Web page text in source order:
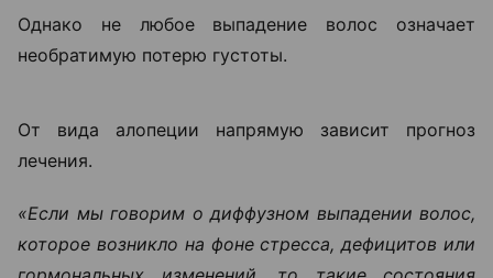
месте стоит андрогенетическая
алопеция — наследственный тип
расти в определенных зонах.